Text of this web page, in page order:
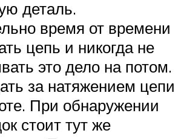
деталь.
время от времени
цепь и никогда не
это дело на потом.
за натяжением цепи
При обнаружении
стоит тут же